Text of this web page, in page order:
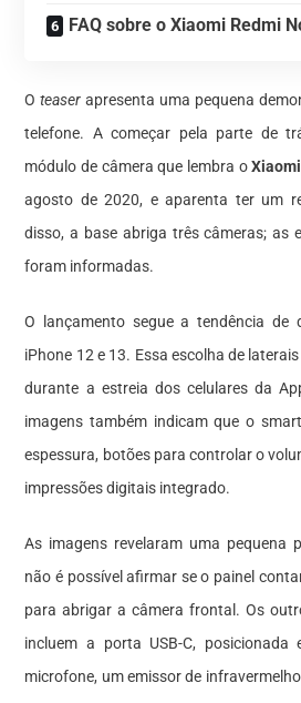
FAQ sobre o Xiaomi Redmi
Oteaser apresenta uma pequena
telefone. A começar pela parte de
módulo de câmera que lembra o
agosto de 2020, e aparenta ter um
disso, a base abriga três câmeras; as
foram informadas.
O lançamento segue a tendência de
iPhone 12 e 13. Essa escolha de
durante a estreia dos celulares da
imagens também indicam que o
espessura, botões para controlar o
impressões digitais integrado.
As imagens revelaram uma pequena
não é possível afirmar se o painel
para abrigar a câmera frontal. Os
incluem a porta USB-C,
microfone, um emissor de